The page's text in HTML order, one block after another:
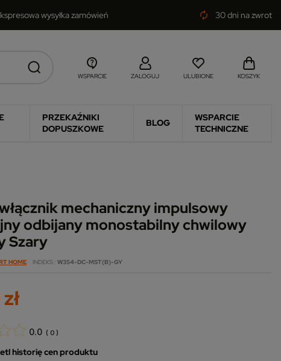
wysyłka zamówień autorenew 30 dni na zwrot
WSPARCIE ZALOGUJ ULUBIONE KOSZYK
PRZEKAŹNIKI
DOPUSZKOWE
BLOG
WSPARCIE
TECHNICZNE
mechaniczny impulsowy
odbijany monostabilny chwilowy
Szary
HOME INDEKS W354-DC-MST(B)-GY
0.0 ( 0 )
historię cen produktu